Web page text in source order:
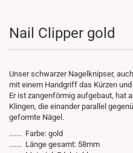
Nail Clipper gold
Unser schwarzer Nagelknipser,
mit einem Handgriff das Kürzen
Er ist zangenförmig aufgebaut, hat
Klingen, die einander parallel
geformte Nägel.
....... Farbe: gold
....... Länge gesamt: 58mm